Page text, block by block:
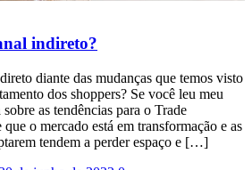
indireto?
diante das mudanças que temos visto
dos shoppers? Se você leu meu
as tendências para o Trade
o mercado está em transformação e as
tendem a perder espaço e […]